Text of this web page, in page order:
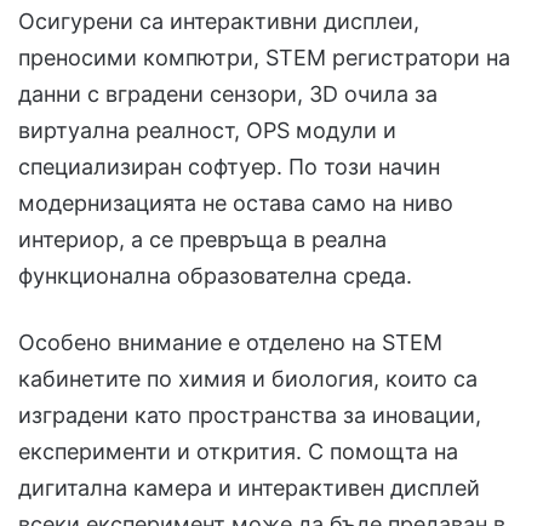
Осигурени са интерактивни дисплеи,
преносими компютри, STEM регистратори на
данни с вградени сензори, 3D очила за
виртуална реалност, OPS модули и
специализиран софтуер. По този начин
модернизацията не остава само на ниво
интериор, а се превръща в реална
функционална образователна среда.
Особено внимание е отделено на STEM
кабинетите по химия и биология, които са
изградени като пространства за иновации,
експерименти и открития. С помощта на
дигитална камера и интерактивен дисплей